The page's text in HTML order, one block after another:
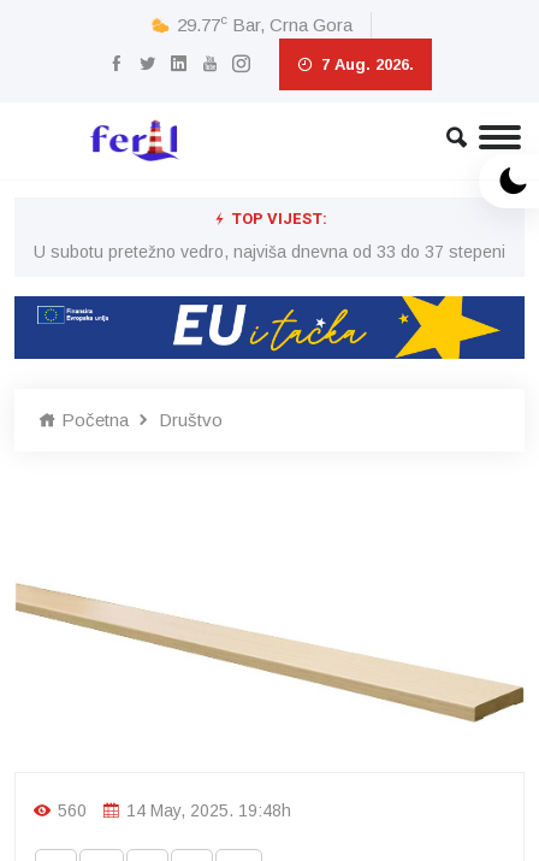
29.77c Bar, Crna Gora
7 Aug. 2026.
TOP VIJEST:
U subotu pretežno vedro, najviša dnevna od 33 do 37 stepeni
Početna Društvo
560 14 May, 2025. 19:48h